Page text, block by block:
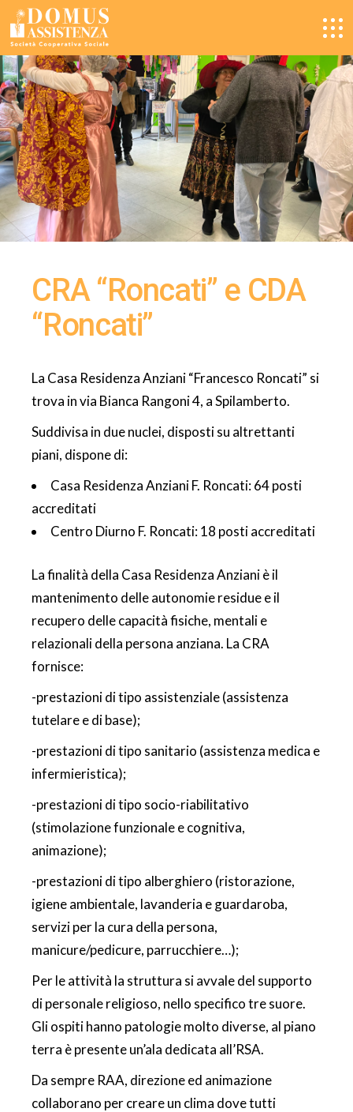
CRA “Roncati” e CDA
“Roncati”
La Casa Residenza Anziani “Francesco Roncati” si
trova in via Bianca Rangoni 4, a Spilamberto.
Suddivisa in due nuclei, disposti su altrettanti
piani, dispone di:
Casa Residenza Anziani F. Roncati: 64 posti
accreditati
Centro Diurno F. Roncati: 18 posti accreditati
La finalità della Casa Residenza Anziani è il
mantenimento delle autonomie residue e il
recupero delle capacità fisiche, mentali e
relazionali della persona anziana. La CRA
fornisce:
-prestazioni di tipo assistenziale (assistenza
tutelare e di base);
-prestazioni di tipo sanitario (assistenza medica e
infermieristica);
-prestazioni di tipo socio-riabilitativo
(stimolazione funzionale e cognitiva,
animazione);
-prestazioni di tipo alberghiero (ristorazione,
igiene ambientale, lavanderia e guardaroba,
servizi per la cura della persona,
manicure/pedicure, parrucchiere…);
Per le attività la struttura si avvale del supporto
di personale religioso, nello specifico tre suore.
Gli ospiti hanno patologie molto diverse, al piano
terra è presente un’ala dedicata all’RSA.
Da sempre RAA, direzione ed animazione
collaborano per creare un clima dove tutti